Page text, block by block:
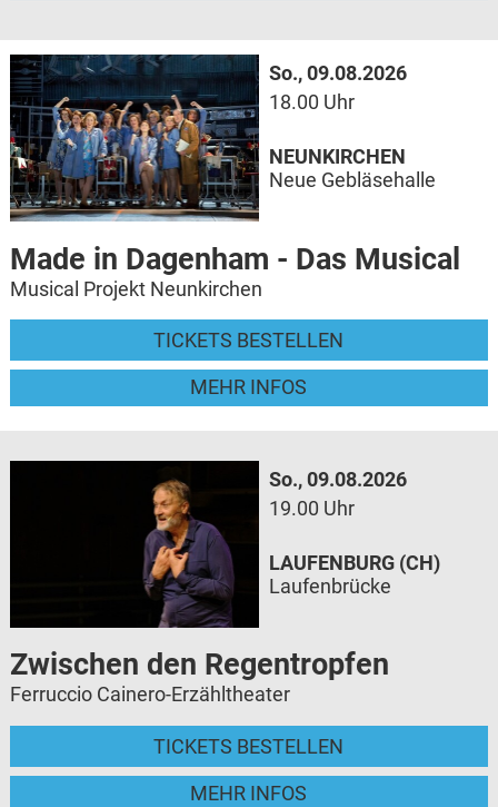
So., 09.08.2026
18.00 Uhr
Made in Dagenham - Das Musical
Musical Projekt Neunkirchen
TICKETS BESTELLEN
MEHR INFOS
NEUNKIRCHEN
Neue Gebläsehalle
So., 09.08.2026
19.00 Uhr
Zwischen den Regentropfen
Ferruccio Cainero-Erzähltheater
TICKETS BESTELLEN
MEHR INFOS
LAUFENBURG (CH)
Laufenbrücke